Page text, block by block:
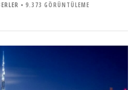
• 9.373 GÖRÜNTÜLEME